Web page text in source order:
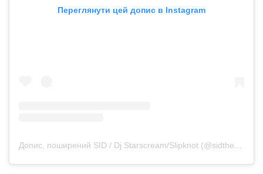
Переглянути цей допис в Instagram
Допис, поширений SID / Dj Starscream/Slipknot (@sidthe3rd)